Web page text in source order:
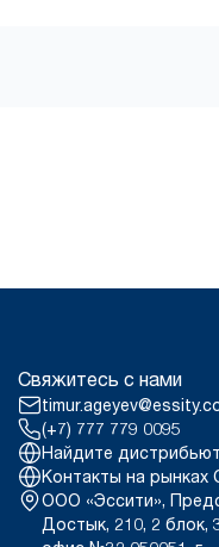
Свяжитесь с нами
(+7) 777 779 0095
Найдите
Контакты на рынках
ООО «Эссити»,
Достык, 210, 2 блок,